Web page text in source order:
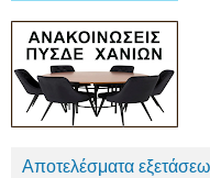
Αποτελέσματα